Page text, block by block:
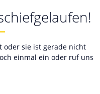
oder sie ist gerade nicht
einmal ein oder ruf uns